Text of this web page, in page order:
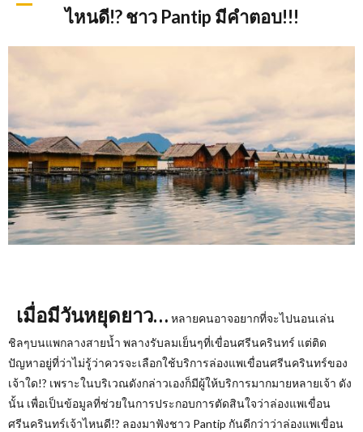
ไหนดี!?ชาว Pantip มีคำตอบ!!!
เมื่อมีวันหยุดยาว… หลายคนอาจอยากที่จะไปนอนเล่น
ชิลๆบนแพกลางสายน้ำ พลางรับลมเย็นๆที่เขื่อนศรีนครินทร์ แต่ติด
ปัญหาอยู่ที่ว่าไม่รู้ว่าควรจะเลือกใช้บริการล่องแพเขื่อนศรีนครินทร์ของ
เจ้าใด!? เพราะในบริเวณดังกล่าวเองก็มีผู้ให้บริการมากมายหลายเจ้า ดัง
นั้น เพื่อเป็นข้อมูลที่ช่วยในการประกอบการตัดสินใจว่าล่องแพเขื่อน
ศรีนครินทร์เจ้าไหนดี!? ลองมาฟังชาว Pantip กันดีกว่าว่าล่องแพเขื่อน